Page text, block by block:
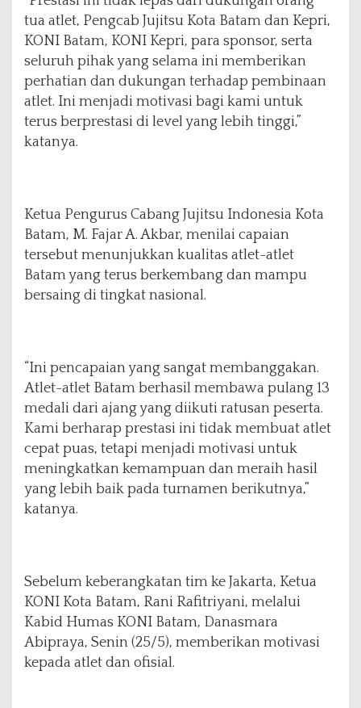
tua atlet, Pengcab Jujitsu Kota Batam dan Kepri,
KONI Batam, KONI Kepri, para sponsor, serta
seluruh pihak yang selama ini memberikan
perhatian dan dukungan terhadap pembinaan
atlet. Ini menjadi motivasi bagi kami untuk
terus berprestasi di level yang lebih tinggi,”
katanya.
Ketua Pengurus Cabang Jujitsu Indonesia Kota
Batam, M. Fajar A. Akbar, menilai capaian
tersebut menunjukkan kualitas atlet-atlet
Batam yang terus berkembang dan mampu
bersaing di tingkat nasional.
“Ini pencapaian yang sangat membanggakan.
Atlet-atlet Batam berhasil membawa pulang 13
medali dari ajang yang diikuti ratusan peserta.
Kami berharap prestasi ini tidak membuat atlet
cepat puas, tetapi menjadi motivasi untuk
meningkatkan kemampuan dan meraih hasil
yang lebih baik pada turnamen berikutnya,”
katanya.
Sebelum keberangkatan tim ke Jakarta, Ketua
KONI Kota Batam, Rani Rafitriyani, melalui
Kabid Humas KONI Batam, Danasmara
Abipraya, Senin (25/5), memberikan motivasi
kepada atlet dan ofisial.